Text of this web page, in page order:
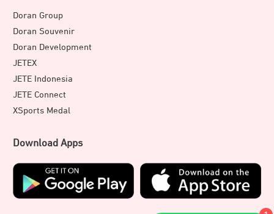
Doran Group
Doran Souvenir
Doran Development
JETEX
JETE Indonesia
JETE Connect
XSports Medal
Download Apps